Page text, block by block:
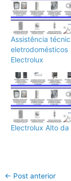
Assistência
eletrodomésticos
Electrolux
Electrolux Alto da
← Post anterior